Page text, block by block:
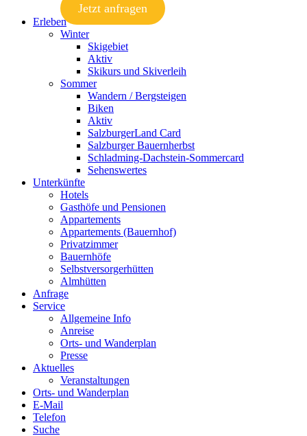
Jetzt anfragen
Erleben
Winter
Skigebiet
Aktiv
Skikurs und Skiverleih
Sommer
Wandern / Bergsteigen
Biken
Aktiv
SalzburgerLand Card
Salzburger Bauernherbst
Schladming-Dachstein-Sommercard
Sehenswertes
Unterkünfte
Hotels
Gasthöfe und Pensionen
Appartements
Appartements (Bauernhof)
Privatzimmer
Bauernhöfe
Selbstversorgerhütten
Almhütten
Anfrage
Service
Allgemeine Info
Anreise
Orts- und Wanderplan
Presse
Aktuelles
Veranstaltungen
Orts- und Wanderplan
E-Mail
Telefon
Suche